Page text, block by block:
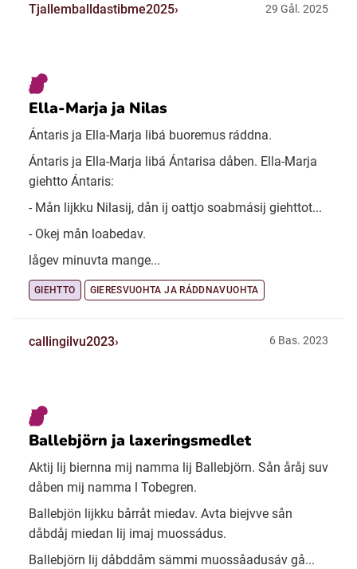
Tjallemballdastibme2025 29 Gål. 2025
Ella-Marja ja Nilas
Ántaris ja Ella-Marja libá buoremus ráddna.
Ántaris ja Ella-Marja libá Ántarisa dåben. Ella-Marja
giehtto Ántaris:
- Mån lijkku Nilasij, dån ij oattjo soabmásij giehttot...
- Okej mån loabedav.
lågev minuvta mange...
GIEHTTO GIERESVUOHTA JA RÁDDNAVUOHTA
callingilvu2023 6 Bas. 2023
Ballebjörn ja laxeringsmedlet
Aktij lij biernna mij namma lij Ballebjörn. Sån åråj suv
dåben mij namma l Tobegren.
Ballebjön lijkku bårråt miedav. Avta biejvve sån
dåbdåj miedan lij imaj muossádus.
Ballebjörn lij dåbddåm sämmi muossåadusáv gå...